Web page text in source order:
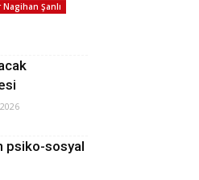
Nagihan Şanlı
psiko-sosyal